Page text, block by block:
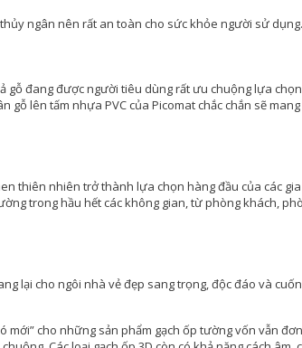
ngân nên rất an toàn cho sức khỏe người sử dụng.
gỗ đang được người tiêu dùng rất ưu chuộng lựa
gỗ lên tấm nhựa PVC của Picomat chắc chắn sẽ
thiên nhiên trở thành lựa chọn hàng đầu của các
trong hầu hết các không gian, từ phòng khách,
lại cho ngôi nhà vẻ đẹp sang trọng, độc đáo và
mới” cho những sản phẩm gạch ốp tường vốn vẫn